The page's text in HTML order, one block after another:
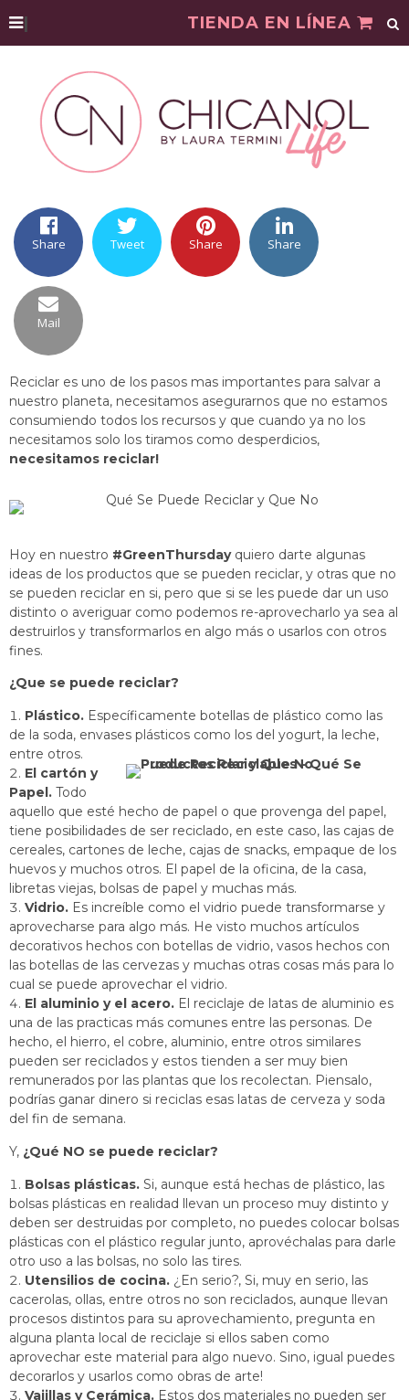
TIENDA EN LÍNEA
|
Share Tweet Share Share
Mail
Reciclar es uno de los pasos mas importantes para salvar a
nuestro planeta, necesitamos asegurarnos que no estamos
consumiendo todos los recursos y que cuando ya no los
necesitamos solo los tiramos como desperdicios,
necesitamos reciclar!
Hoy en nuestro #GreenThursdayquiero darte algunas
ideas de los productos que se pueden reciclar, y otras que no
se pueden reciclar en si, pero que si se les puede dar un uso
distinto o averiguar como podemos re-aprovecharlo ya sea al
destruirlos y transformarlos en algo más o usarlos con otros
fines.
¿Que se puede reciclar?
Plástico. Específicamente botellas de plástico como las
de la soda, envases plásticos como los del yogurt, la leche,
entre otros.
El cartón y
Papel. Todo
aquello que esté hecho de papel o que provenga del papel,
tiene posibilidades de ser reciclado, en este caso, las cajas de
cereales, cartones de leche, cajas de snacks, empaque de los
huevos y muchos otros. El papel de la oficina, de la casa,
libretas viejas, bolsas de papel y muchas más.
Vidrio. Es increíble como el vidrio puede transformarse y
aprovecharse para algo más. He visto muchos artículos
decorativos hechos con botellas de vidrio, vasos hechos con
las botellas de las cervezas y muchas otras cosas más para lo
cual se puede aprovechar el vidrio.
El aluminio y el acero. El reciclaje de latas de aluminio es
una de las practicas más comunes entre las personas. De
hecho, el hierro, el cobre, aluminio, entre otros similares
pueden ser reciclados y estos tienden a ser muy bien
remunerados por las plantas que los recolectan. Piensalo,
podrías ganar dinero si reciclas esas latas de cerveza y soda
del fin de semana.
Y, ¿Qué NO se puede reciclar?
Bolsas plásticas. Si, aunque está hechas de plástico, las
bolsas plásticas en realidad llevan un proceso muy distinto y
deben ser destruidas por completo, no puedes colocar bolsas
plásticas con el plástico regular junto, aprovéchalas para darle
otro uso a las bolsas, no solo las tires.
Utensilios de cocina. ¿En serio?, Si, muy en serio, las
cacerolas, ollas, entre otros no son reciclados, aunque llevan
procesos distintos para su aprovechamiento, pregunta en
alguna planta local de reciclaje si ellos saben como
aprovechar este material para algo nuevo. Sino, igual puedes
decorarlos y usarlos como obras de arte!
Vajillas y Cerámica. Estos dos materiales no pueden ser